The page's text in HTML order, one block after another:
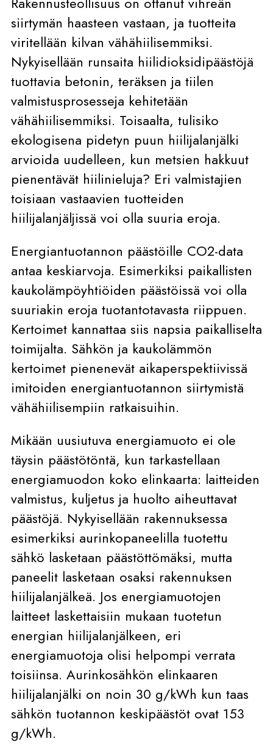
siirtymän haasteen vastaan, ja tuotteita
viritellään kilvan vähähiilisemmiksi.
Nykyisellään runsaita hiilidioksidipäästöjä
tuottavia betonin, teräksen ja tiilen
valmistusprosesseja kehitetään
vähähiilisemmiksi. Toisaalta, tulisiko
ekologisena pidetyn puun hiilijalanjälki
arvioida uudelleen, kun metsien hakkuut
pienentävät hiilinieluja? Eri valmistajien
toisiaan vastaavien tuotteiden
hiilijalanjäljissä voi olla suuria eroja.
Energiantuotannon päästöille CO2-data
antaa keskiarvoja. Esimerkiksi paikallisten
kaukolämpöyhtiöiden päästöissä voi olla
suuriakin eroja tuotantotavasta riippuen.
Kertoimet kannattaa siis napsia paikalliselta
toimijalta. Sähkön ja kaukolämmön
kertoimet pienenevät aikaperspektiivissä
imitoiden energiantuotannon siirtymistä
vähähiilisempiin ratkaisuihin.
Mikään uusiutuva energiamuoto ei ole
täysin päästötöntä, kun tarkastellaan
energiamuodon koko elinkaarta: laitteiden
valmistus, kuljetus ja huolto aiheuttavat
päästöjä. Nykyisellään rakennuksessa
esimerkiksi aurinkopaneelilla tuotettu
sähkö lasketaan päästöttömäksi, mutta
paneelit lasketaan osaksi rakennuksen
hiilijalanjälkeä. Jos energiamuotojen
laitteet laskettaisiin mukaan tuotetun
energian hiilijalanjälkeen, eri
energiamuotoja olisi helpompi verrata
toisiinsa. Aurinkosähkön elinkaaren
hiilijalanjälki on noin 30 g/kWh kun taas
sähkön tuotannon keskipäästöt ovat 153
g/kWh.